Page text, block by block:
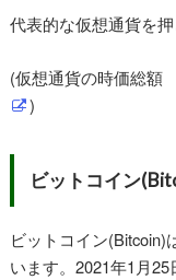
代表的な仮想通貨を押
(仮想通貨の時価総
)
ビットコイン
ビットコイン(Bitcoin)
います。2021年1月25